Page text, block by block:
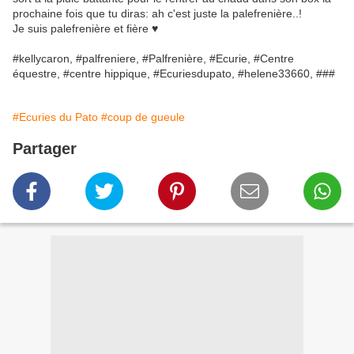
prochaine fois que tu diras: ah c'est juste la palefrenière..!
Je suis palefrenière et fière ♥️
#kellycaron, #palfreniere, #Palfrenière, #Ecurie, #Centre
équestre, #centre hippique, #Ecuriesdupato, #helene33660, ###
#Ecuries du Pato #coup de gueule
Partager